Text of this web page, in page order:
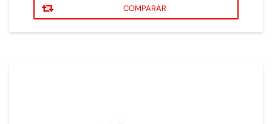
COMPARAR